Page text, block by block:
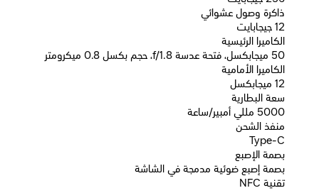
ذاكرة وصول عشوائي
12 جيجابايت
الكاميرا الرئيسية
50 ميجابكسل، فتحة عدسة f/1.8، حجم بكسل 0.8 ميكرومتر
الكاميرا الأمامية
12 ميجابكسل
سعة البطارية
5000 مللي أمبير/ساعة
منفذ الشحن
Type-C
بصمة الإصبع
بصمة إصبع ضوئية مدمجة في الشاشة
تقنية NFC